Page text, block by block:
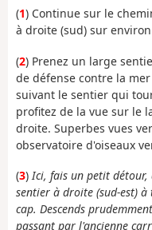
(1) Continue sur le
à droite (sud) sur
(2) Prenez un large
de défense contre la
suivant le sentier qui
profitez de la vue sur le
droite. Superbes vues
observatoire d'oiseaux
(3)Ici, fais un petit
sentier à droite (sud-est)
cap. Descends
passant par l'ancienne